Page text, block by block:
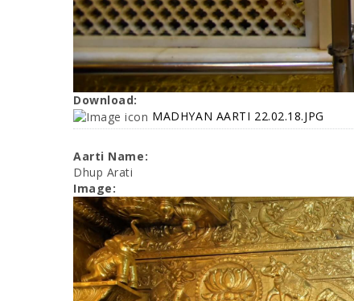
Download:
MADHYAN AARTI 22.02.18.JPG
Aarti Name:
Dhup Arati
Image: